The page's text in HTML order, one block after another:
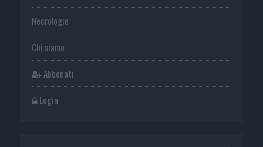
Necrologie
Chi siamo
Abbonati
Login